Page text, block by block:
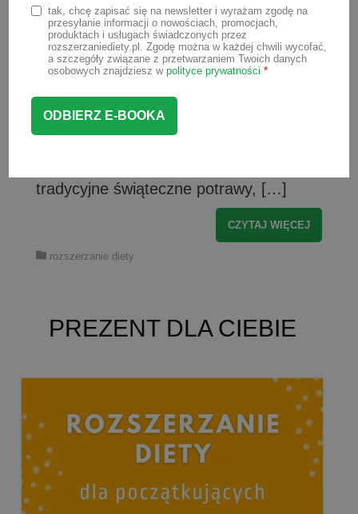
zasiądą zarówno dorośli, jak i maluchy.
Na pewno zastanawiasz się, czy
najmłodsze dzieci w rodzinie będą
mogły spróbować wigilijnych specjałów,
czy trzeba dla nich gotować osobno.
Poniżej znajdziesz podpowiedzi, jak
tradycyjne świąteczne potrawy, […]
CZYTAJ WIĘCEJ
rozszerzanie diety
PREZENT DLA CIEBIE
tak, chcę zapisać się na newsletter i wyrażam zgodę na
przesyłanie informacji o nowościach, promocjach,
produktach i usługach świadczonych przez
rozszerzaniediety.pl. Zgodę można w każdej chwili wycofać,
a szczegóły związane z przetwarzaniem Twoich danych
osobowych znajdziesz w polityce prywatności *